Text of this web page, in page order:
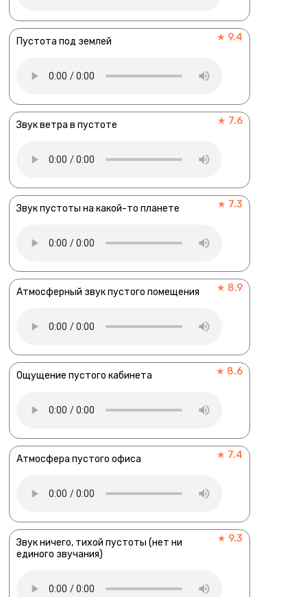
Пустота под землей ★ 9.4
Звук ветра в пустоте ★ 7.6
Звук пустоты на какой-то планете ★ 7.3
Атмосферный звук пустого помещения ★ 8.9
Ощущение пустого кабинета ★ 8.6
Атмосфера пустого офиса ★ 7.4
Звук ничего, тихой пустоты (нет ни
единого звучания)
★ 9.3